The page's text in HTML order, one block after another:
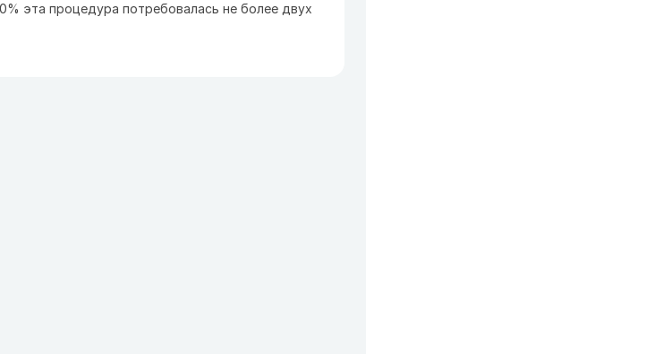
эта процедура потребовалась не более двух